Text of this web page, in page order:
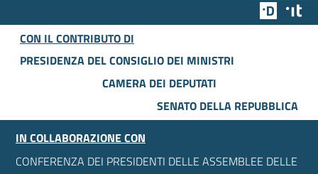
Team
CON IL CONTRIBUTO DI
PRESIDENZA DEL CONSIGLIO DEI MINISTRI
CAMERA DEI DEPUTATI
SENATO DELLA REPUBBLICA
IN COLLABORAZIONE CON
CONFERENZA DEI PRESIDENTI DELLE ASSEMBLEE DELLE